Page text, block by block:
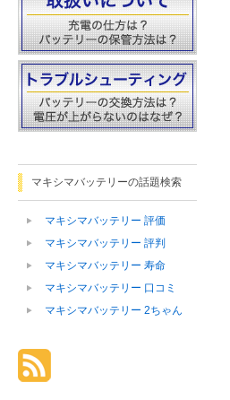
マキシマバッテリーの話題検索
マキシマバッテリー 評価
マキシマバッテリー 評判
マキシマバッテリー 寿命
マキシマバッテリー 口コミ
マキシマバッテリー 2ちゃん